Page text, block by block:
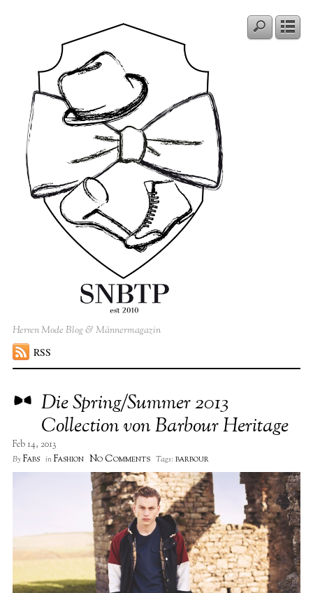
Herren Mode Blog & Männermagazin
RSS
Die Spring/Summer 2013
Collection von Barbour Heritage
Feb 14, 2013
ByFabs inFashion No Comments Tags:barbour